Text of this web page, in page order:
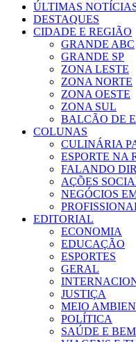
ÚLTIMAS
DESTAQUES
CIDADE E REGIÃO
GRANDE ABC
GRANDE SP
ZONA LESTE
ZONA NORTE
ZONA OESTE
ZONA SUL
BALCÃO DE
COLUNAS
CULINÁRIA
ESPORTE NA
FALANDO
AÇÕES
NEGÓCIOS
EDITORIAL
ECONOMIA
EDUCAÇÃO
ESPORTES
GERAL
JUSTIÇA
MEIO
POLÍTICA
SAÚDE E